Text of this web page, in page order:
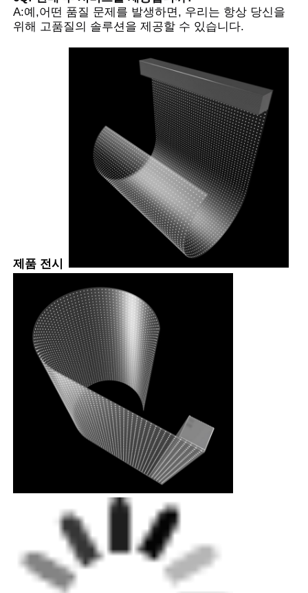
A:예,어떤 품질 문제를 발생하면, 우리는 항상 당신을
위해 고품질의 솔루션을 제공할 수 있습니다.
제품 전시